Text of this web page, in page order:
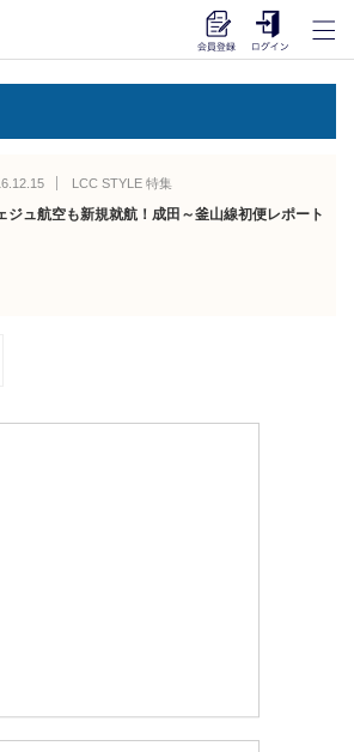
LCC STYLE 特集
ジュ航空も新規就航！成田～釜山線初便レポート